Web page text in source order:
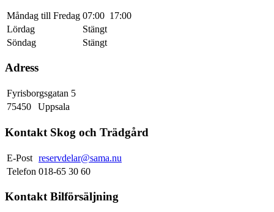
Måndag till Fredag 07:00 17:00
Lördag
Stängt
Söndag
Stängt
Adress
Fyrisborgsgatan 5
75450
Uppsala
Kontakt Skog och Trädgård
E-Post reservdelar@sama.nu
Telefon 018-65 30 60
Kontakt Bilförsäljning